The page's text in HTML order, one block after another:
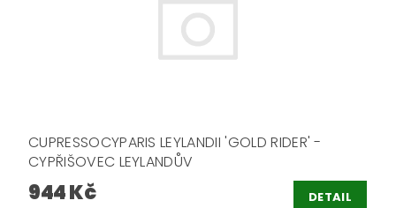
CUPRESSOCYPARIS LEYLANDII 'GOLD RIDER' -
CYPŘIŠOVEC LEYLANDŮV
944 Kč DETAIL